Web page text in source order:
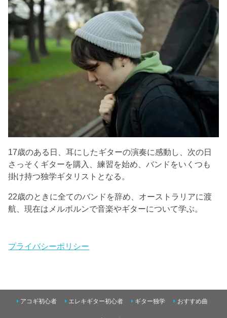
17歳のある日、耳にしたギターの演奏に感動し、次の日
さっそくギターを購入、練習を始め、バンドをいくつも
掛け持つ独学ギタリストとなる。
22歳のときに全てのバンドを辞め、オーストラリアに渡
航、現在はメルボルンで音楽やギターについて学ぶ。
プライバシーポリシー
アコギ初心者 エレキギター初心者 ギター独学 おすすめ曲